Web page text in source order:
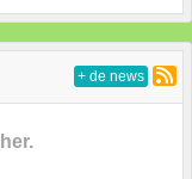
+ de news